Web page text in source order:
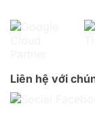
Liên hệ với